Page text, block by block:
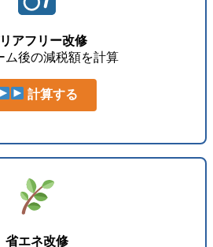
アフリー改修
ム後の減税額を計算
計算する
省エネ改修